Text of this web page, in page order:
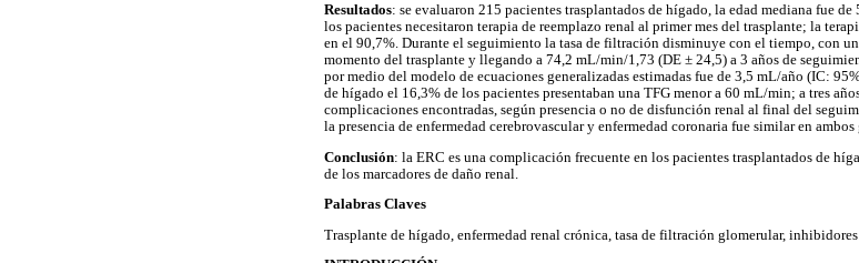
Resultados: se evaluaron 215 pacientes trasplantados de hígado, la edad mediana fue
los pacientes necesitaron terapia de reemplazo renal al primer mes del trasplante; la
en el 90,7%. Durante el seguimiento la tasa de filtración disminuye con el tiempo, con
momento del trasplante y llegando a 74,2 mL/min/1,73 (DE ± 24,5) a 3 años de
por medio del modelo de ecuaciones generalizadas estimadas fue de 3,5 mL/año (IC:
de hígado el 16,3% de los pacientes presentaban una TFG menor a 60 mL/min; a tres
complicaciones encontradas, según presencia o no de disfunción renal al final del
la presencia de enfermedad cerebrovascular y enfermedad coronaria fue similar en ambos
Conclusión: la ERC es una complicación frecuente en los pacientes trasplantados de
de los marcadores de daño renal.
Palabras Claves
Trasplante de hígado, enfermedad renal crónica, tasa de filtración glomerular,